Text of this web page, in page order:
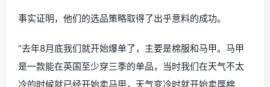
事实证明，他们的选品策略取得了出乎意料的成功。
“去年8月底我们就开始爆单了，主要是棉服和马甲。马甲
是一款能在英国至少穿三季的单品，当时我们在天气不太
冷的时候就已经开始卖马甲，天气变冷时就开始卖厚棉